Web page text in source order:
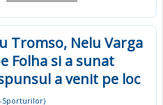
Tromso, Nelu Varga
Folha si a sunat
a venit pe loc
Sporturilor)